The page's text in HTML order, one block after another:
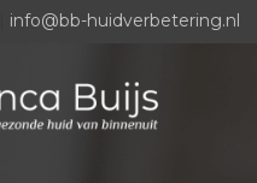
info@bb-huidverbetering.nl